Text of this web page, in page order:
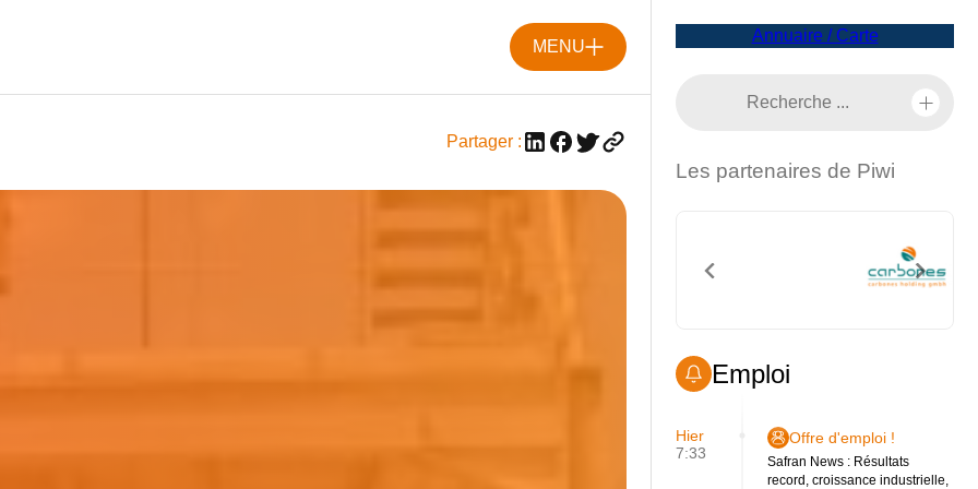
MENU
Partager :
Annuaire / Carte
Les partenaires de Piwi
Emploi
Hier
7:33
Offre d'emploi !
Safran News : Résultats
record, croissance industrielle,